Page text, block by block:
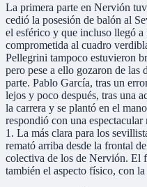
La primera parte en Nervión
cedió la posesión de balón al
el esférico y que incluso llegó a
comprometida al cuadro
Pellegrini tampoco estuvieron
pero pese a ello gozaron de las
parte. Pablo García, tras un
lejos y poco después, tras una
la carrera y se plantó en el
respondió con una
1. La más clara para los
remató arriba desde la frontal
colectiva de los de Nervión. El
también el aspecto físico, con